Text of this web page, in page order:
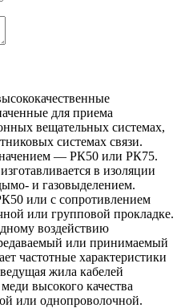
для приема
вещательных системах,
системах связи.
— РК50 или РК75.
в изоляции
и газовыделением.
или с сопротивлением
или групповой прокладке.
воздействию
или принимаемый
частотные характеристики
жила кабелей
высокого качества
или однопроволочной.